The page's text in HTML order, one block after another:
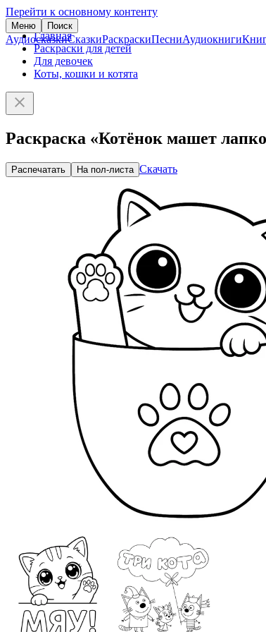
Перейти к основному контенту
Меню Поиск
АудиосказкиСказкиРаскраскиПесниАудиокниги
Главная
Раскраски для детей
Для девочек
Коты, кошки и котята
Раскраска «Котёнок машет
Распечатать На пол-листа Скачать